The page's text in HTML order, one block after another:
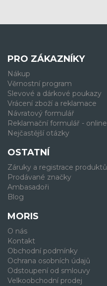
PRO ZÁKAZNÍKY
Nákup
Věrnostní program
Slevové a dárkové poukazy
Vrácení zboží a reklamace
Návratový formulář
Reklamační formulář - online
Nejčastější otázky
OSTATNÍ
Záruky a registrace produktů
Prodávané značky
Ambasadoři
Blog
MORIS
O nás
Kontakt
Obchodní podmínky
Ochrana osobních údajů
Odstoupení od smlouvy
Velkoobchodní prodej